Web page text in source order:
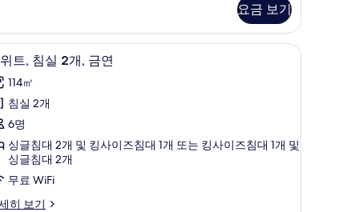
요금 보기
넷플릭스, 스트리밍 서비스
12트, 침실 2개, 금연
114㎡
침실 2개
6명
싱글침대 2개 및 킹사이즈침대 1개 또는 킹사이즈침대 1개 및
싱글침대 2개
무료 WiFi
히 보기